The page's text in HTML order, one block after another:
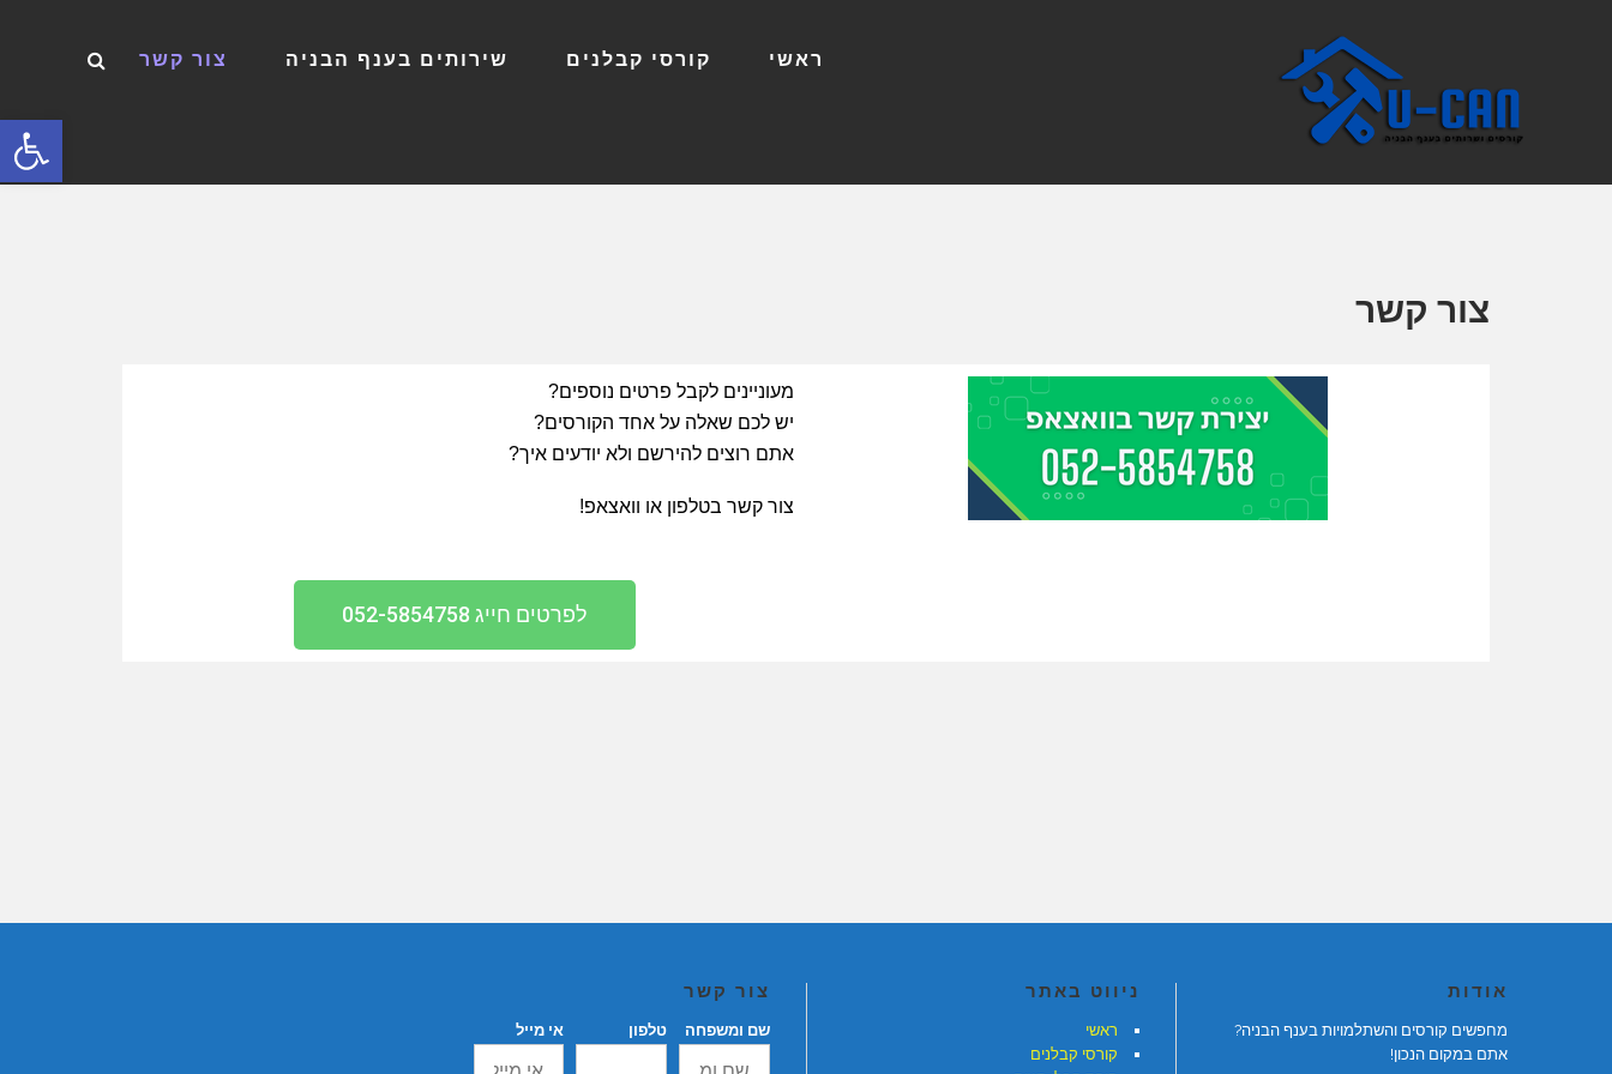
פתח
ראשי קורסי קבלנים שירותים בענף הבניה צור קשר
צור קשר
מעוניינים לקבל פרטים נוספים?
יש לכם שאלה על אחד הקורסים?
אתם רוצים להירשם ולא יודעים איך?
צור קשר בטלפון או וואצאפ!
לפרטים חייג 052-5854758
אודות
מחפשים קורסים והשתלמויות בענף הבניה?
אתם במקום הנכון!
ניווט באתר
ראשי
קורסי קבלנים
צור קשר
שם ומשפחה טלפון אי מייל